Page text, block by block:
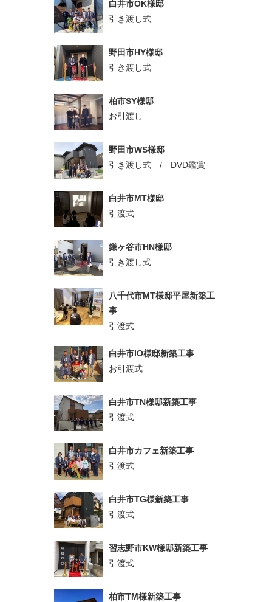
白井市OK様邸
引き渡し式
野田市HY様邸
引き渡し式
柏市SY様邸
お引渡し
野田市WS様邸
引き渡し式 / DVD鑑賞
白井市MT様邸
引渡式
鎌ヶ谷市HN様邸
引き渡し式
八千代市MT様邸平屋新築工
事
引渡式
白井市IO様邸新築工事
お引渡式
白井市TN様邸新築工事
引渡式
白井市カフェ新築工事
引渡式
白井市TG様新築工事
引渡式
習志野市KW様邸新築工事
引渡式
柏市TM様新築工事